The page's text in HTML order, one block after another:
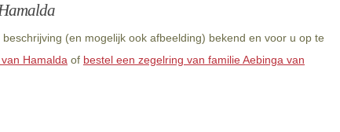
(en mogelijk ook afbeelding) bekend en voor u op te
Hamalda of bestel een zegelring van familie Aebinga van